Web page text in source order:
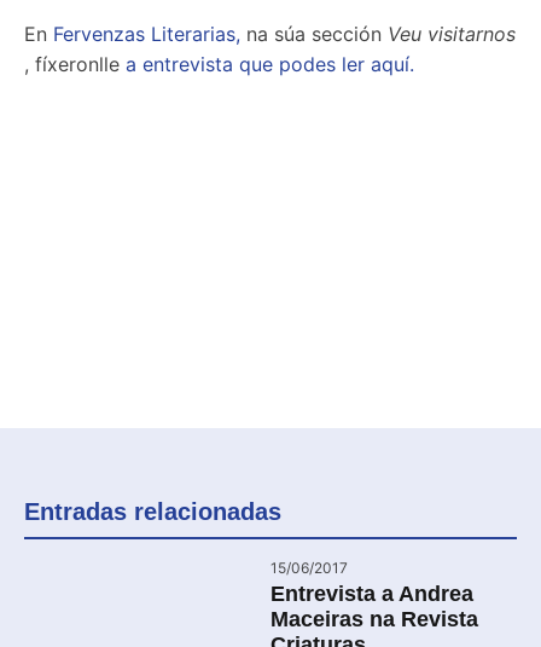
En Fervenzas Literarias, na súa sección Veu visitarnos
, fíxeronlle a entrevista que podes ler aquí.
Entradas relacionadas
15/06/2017
Entrevista a Andrea
Maceiras na Revista